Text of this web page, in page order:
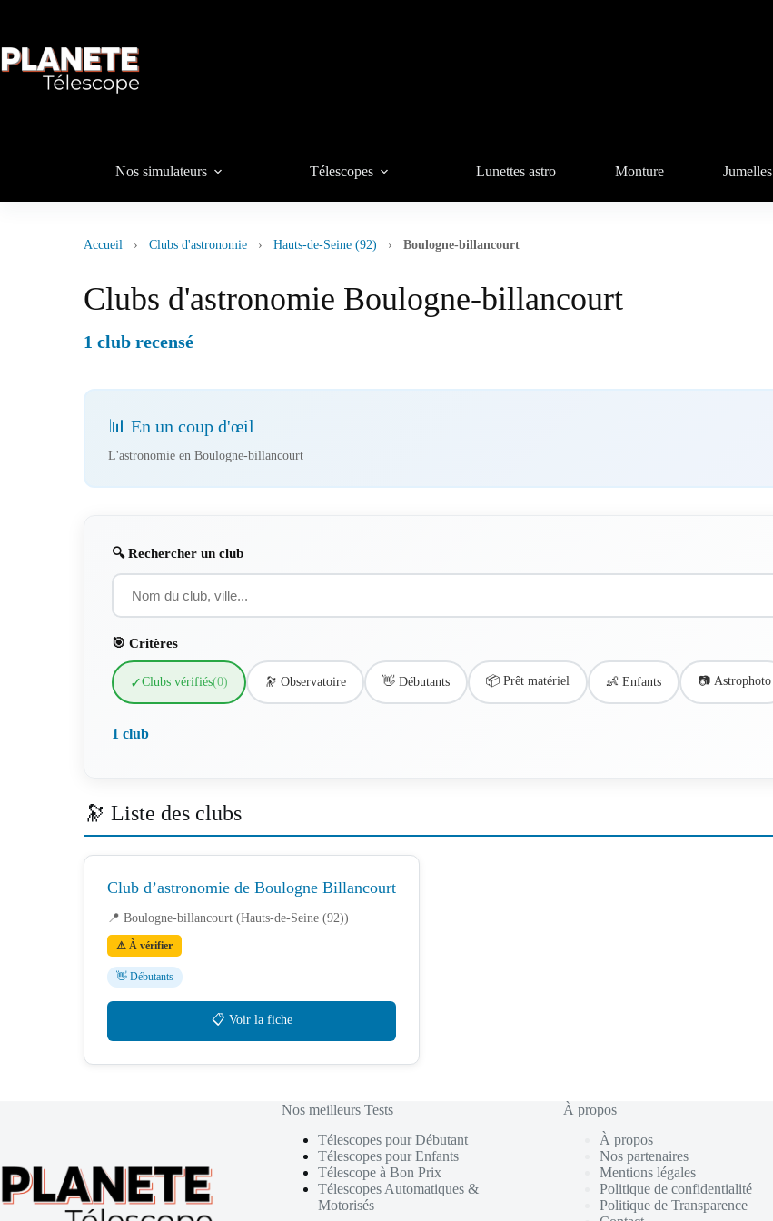
Nos simulateurs Télescopes Lunettes astro Monture Jumelles
Accueil › Clubs d'astronomie › Hauts-de-Seine (92) › Boulogne-billancourt
Clubs d'astronomie Boulogne-billancourt
1 club recensé
📊 En un coup d'œil
L'astronomie en Boulogne-billancourt
🔍 Rechercher un club
🎯 Critères
✓Clubs vérifiés(0) 🔭 Observatoire 👋 Débutants 📦 Prêt matériel 👶 Enfants 📷 Astrophoto
1 club
🔭 Liste des clubs
Club d’astronomie de Boulogne Billancourt
📍 Boulogne-billancourt (Hauts-de-Seine (92))
⚠ À vérifier
👋 Débutants
📋 Voir la fiche
Nos meilleurs Tests
Télescopes pour Débutant
Télescopes pour Enfants
Télescope à Bon Prix
Télescopes Automatiques &
Motorisés
À propos
À propos
Nos partenaires
Mentions légales
Politique de confidentialité
Politique de Transparence